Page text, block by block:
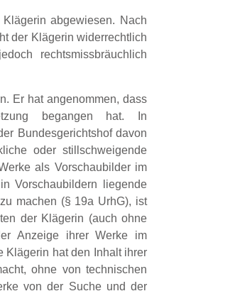
abgewiesen. Nach
der Klägerin widerrechtlich
rechtsmissbräuchlich
Er hat angenommen, dass
begangen hat. In
Bundesgerichtshof davon
oder stillschweigende
als Vorschaubilder im
Vorschaubildern liegende
machen (§ 19a UrhG), ist
der Klägerin (auch ohne
Anzeige ihrer Werke im
Klägerin hat den Inhalt ihrer
ohne von technischen
von der Suche und der